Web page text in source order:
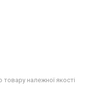
належної якості